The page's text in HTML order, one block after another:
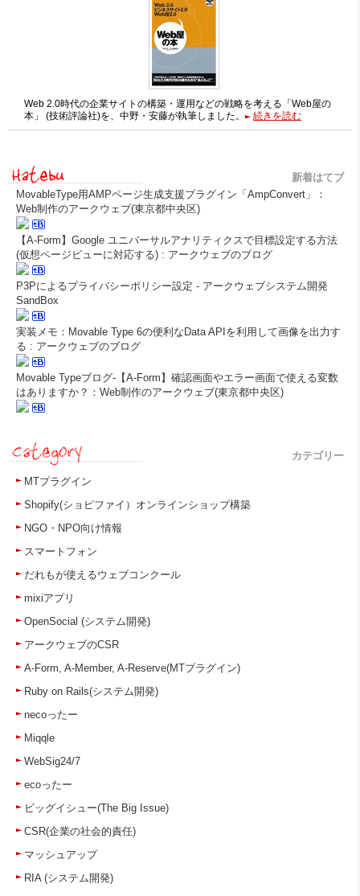
Web 2.0時代の企業サイトの構築・運用などの戦略を考える「Web屋の
本」 (技術評論社)を、中野・安藤が執筆しました。
続きを読む
新着はてブ
MovableType用AMPページ生成支援プラグイン「AmpConvert」：
Web制作のアークウェブ(東京都中央区)
【A-Form】Google ユニバーサルアナリティクスで目標設定する方法
(仮想ページビューに対応する) : アークウェブのブログ
P3Pによるプライバシーポリシー設定 - アークウェブシステム開発
SandBox
実装メモ：Movable Type 6の便利なData APIを利用して画像を出力す
る : アークウェブのブログ
Movable Typeブログ-【A-Form】確認画面やエラー画面で使える変数
はありますか？：Web制作のアークウェブ(東京都中央区)
カテゴリー
MTプラグイン
Shopify(ショピファイ）オンラインショップ構築
NGO・NPO向け情報
スマートフォン
だれもが使えるウェブコンクール
mixiアプリ
OpenSocial (システム開発)
アークウェブのCSR
A-Form, A-Member, A-Reserve(MTプラグイン)
Ruby on Rails(システム開発)
necoったー
Miqqle
WebSig24/7
ecoったー
ビッグイシュー(The Big Issue)
CSR(企業の社会的責任)
マッシュアップ
RIA (システム開発)